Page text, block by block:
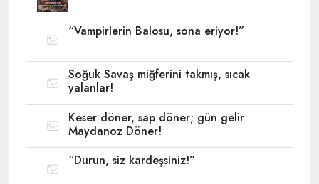
“Vampirlerin Balosu, sona eriyor!”
Soğuk Savaş miğferini takmış, sıcak
yalanlar!
Keser döner, sap döner; gün gelir
Maydanoz Döner!
“Durun, siz kardeşsiniz!”